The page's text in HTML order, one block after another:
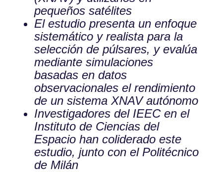
pequeños satélites
El estudio presenta un enfoque
sistemático y realista para la
selección de púlsares, y evalúa
mediante simulaciones
basadas en datos
observacionales el rendimiento
de un sistema XNAV autónomo
Investigadores del IEEC en el
Instituto de Ciencias del
Espacio han coliderado este
estudio, junto con el Politécnico
de Milán